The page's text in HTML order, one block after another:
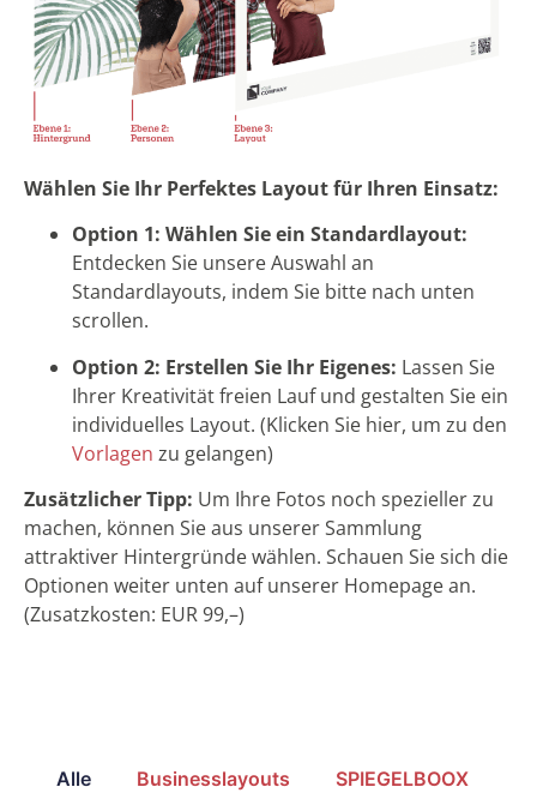
Wählen Sie Ihr Perfektes Layout für Ihren Einsatz:
Option 1: Wählen Sie ein Standardlayout:
Entdecken Sie unsere Auswahl an
Standardlayouts, indem Sie bitte nach unten
scrollen.
Option 2: Erstellen Sie Ihr Eigenes: Lassen Sie
Ihrer Kreativität freien Lauf und gestalten Sie ein
individuelles Layout. (Klicken Sie hier, um zu den
Vorlagen zu gelangen)
Zusätzlicher Tipp: Um Ihre Fotos noch spezieller zu
machen, können Sie aus unserer Sammlung
attraktiver Hintergründe wählen. Schauen Sie sich die
Optionen weiter unten auf unserer Homepage an.
(Zusatzkosten: EUR 99,–)
Alle Businesslayouts
SPIEGELBOOX